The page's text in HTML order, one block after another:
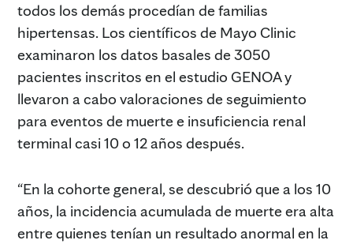
todos los demás procedían de familias
hipertensas. Los científicos de Mayo Clinic
examinaron los datos basales de 3050
pacientes inscritos en el estudio GENOA y
llevaron a cabo valoraciones de seguimiento
para eventos de muerte e insuficiencia renal
terminal casi 10 o 12 años después.
“En la cohorte general, se descubrió que a los 10
años, la incidencia acumulada de muerte era alta
entre quienes tenían un resultado anormal en la